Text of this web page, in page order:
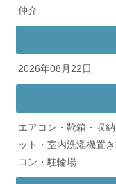
仲介
2026年08月22日
エアコン・靴箱・収
ット・室内洗濯機置
コン・駐輪場